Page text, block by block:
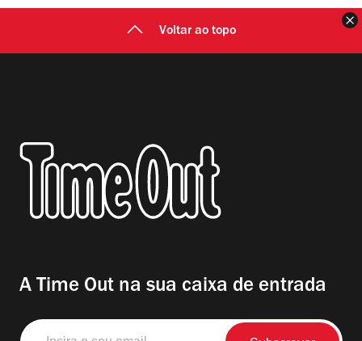
Voltar ao topo
A Time Out na sua caixa de entrada
Insira